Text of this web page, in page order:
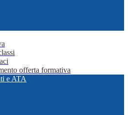
offerta formativa
e ATA